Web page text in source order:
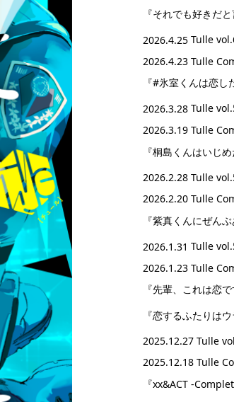
『それでも好きだ
2026.4.25 Tulle
2026.4.23 Tulle
『#氷室くんは恋し
2026.3.28 Tulle
2026.3.19 Tulle
『桐島くんはいじめ
2026.2.28 Tulle
2026.2.20 Tulle
『紫真くんにぜんぶ
2026.1.31 Tulle
2026.1.23 Tulle
『先輩、これは恋で
『恋するふたりはウ
2025.12.27 Tulle
2025.12.18 Tulle
『xx&ACT -